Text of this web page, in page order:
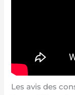
Les avis des